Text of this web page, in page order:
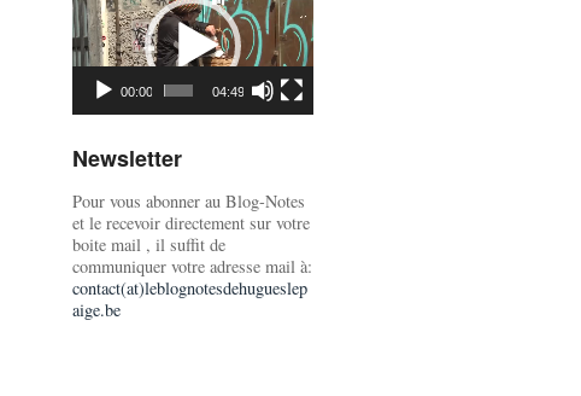
vidéo
00:00 04:49
Newsletter
Pour vous abonner au Blog-Notes
et le recevoir directement sur votre
boite mail , il suffit de
communiquer votre adresse mail à:
contact(at)leblognotesdehugueslep
aige.be